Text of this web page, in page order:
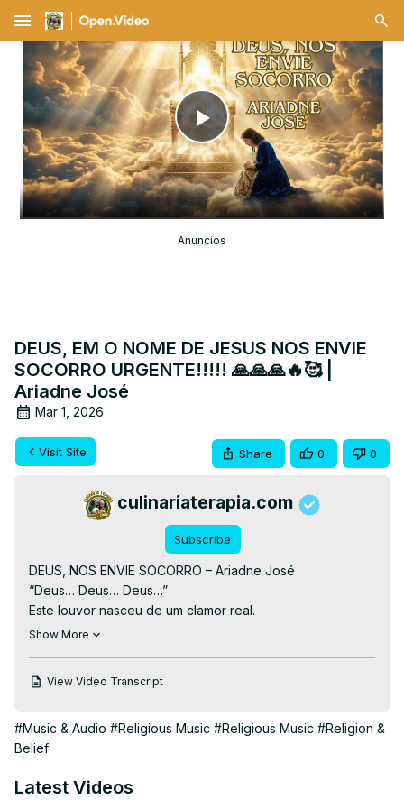
menu
Play
Video
Anuncios
DEUS, EM O NOME DE JESUS NOS ENVIE
SOCORRO URGENTE!!!!! 🙏🙏🙏🔥🥰 |
Ariadne José
Mar 1, 2026
Visit Site Share 0 0
culinariaterapia.com
Subscribe
DEUS, NOS ENVIE SOCORRO – Ariadne José
“Deus… Deus… Deus…”
Este louvor nasceu de um clamor real.
É para todos que, assim como eu, precisam de socorro
Quando ninguém responde.
Clame.
EM O NOME DE JESUS, NOS ENVIE SOCORRO.
🎧 Ouça também nas plataformas digitais:
Show More
View Video Transcript
#Music & Audio #Religious Music #Religious Music #Religion &
Belief
Latest Videos